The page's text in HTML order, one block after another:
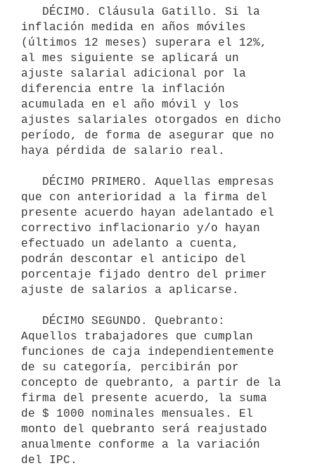
inflación medida en años móviles
(últimos 12 meses) superara el 12%,
al mes siguiente se aplicará un
ajuste salarial adicional por la
diferencia entre la inflación
acumulada en el año móvil y los
ajustes salariales otorgados en dicho
período, de forma de asegurar que no
haya pérdida de salario real.
que con anterioridad a la firma del
presente acuerdo hayan adelantado el
correctivo inflacionario y/o hayan
efectuado un adelanto a cuenta,
podrán descontar el anticipo del
porcentaje fijado dentro del primer
ajuste de salarios a aplicarse.
Aquellos trabajadores que cumplan
funciones de caja independientemente
de su categoría, percibirán por
concepto de quebranto, a partir de la
firma del presente acuerdo, la suma
de $ 1000 nominales mensuales. El
monto del quebranto será reajustado
anualmente conforme a la variación
del IPC.